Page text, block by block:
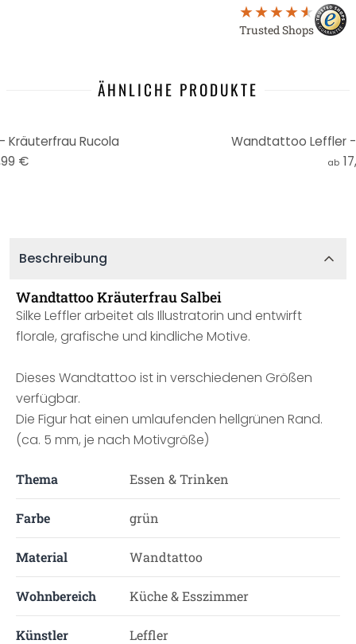
Trusted Shops
ÄHNLICHE PRODUKTE
Rucola
€
Wandtattoo Leffler
ab
Beschreibung
Wandtattoo Kräuterfrau Salbei
Silke Leffler arbeitet als Illustratorin und entwirft
florale, grafische und kindliche Motive.
Dieses Wandtattoo ist in verschiedenen Größen
verfügbar.
Die Figur hat einen umlaufenden hellgrünen Rand.
(ca. 5 mm, je nach Motivgröße)
Thema Essen & Trinken
Farbe grün
Material Wandtattoo
Wohnbereich Küche & Esszimmer
Künstler Leffler